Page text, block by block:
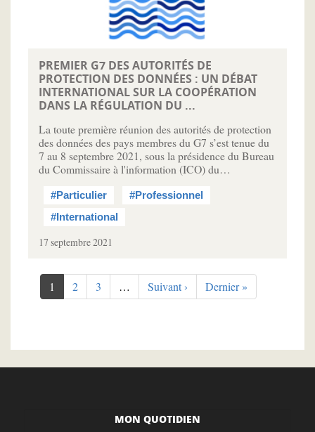
PREMIER G7 DES AUTORITÉS DE
PROTECTION DES DONNÉES : UN DÉBAT
INTERNATIONAL SUR LA COOPÉRATION
DANS LA RÉGULATION DU ...
La toute première réunion des autorités de protection
des données des pays membres du G7 s’est tenue du
7 au 8 septembre 2021, sous la présidence du Bureau
du Commissaire à l'information (ICO) du…
#Particulier
#Professionnel
#International
17 septembre 2021
Pagination
Page
courante
1 Page
2 Page
3 …
Page
suivante
Suivant ›
Dernière
page
Dernier »
MON QUOTIDIEN